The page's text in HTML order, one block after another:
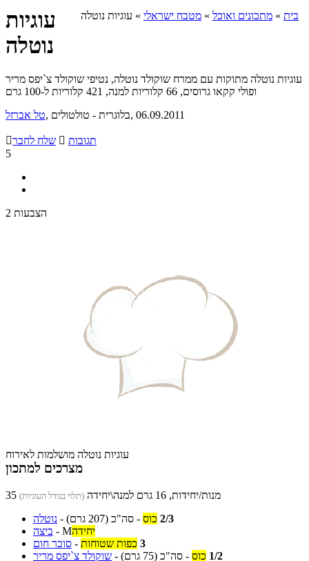
בית » מתכונים ואוכל » מטבח ישראלי » עוגיות נוטלה
עוגיות
נוטלה
עוגיות נוטלה מתוקות עם ממרח שוקולד נוטלה, נטיפי שוקולד צ`יפס מריר
ופולי קקאו גרוסים, 66 קלוריות למנה, 421 קלוריות ל-100 גרם
טל אברזל , בלוגרית - טולטולים, 06.09.2011
שלח לחבר  תגובות
5
2 הצבעות
עוגיות נוטלה מושלמות לאירוח
מצרכים למתכון
35 מנות/יחידות, 16 גרם למנה\יחידה (תלוי בגודל העוגיות)
נוטלה - 2/3 כוס - סה"כ (207 גרם)
ביצה - יחידהM
סוכר חום - 3 כפות שטוחות
שוקולד צ`יפס מריר - 1/2 כוס - סה"כ (75 גרם)